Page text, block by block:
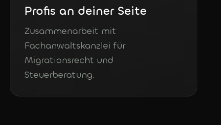
Profis an deiner Seite
Zusammenarbeit mit
Fachanwaltskanzlei für
Migrationsrecht und
Steuerberatung.